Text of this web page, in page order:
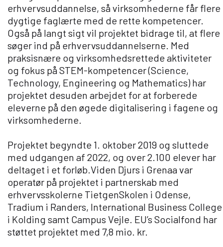
erhvervsuddannelse, så virksomhederne får flere
dygtige faglærte med de rette kompetencer.
Også på langt sigt vil projektet bidrage til, at flere
søger ind på erhvervsuddannelserne. Med
praksisnære og virksomhedsrettede aktiviteter
og fokus på STEM-kompetencer (Science,
Technology, Engineering og Mathematics) har
projektet desuden arbejdet for at forberede
eleverne på den øgede digitalisering i fagene og
virksomhederne.
Projektet begyndte 1. oktober 2019 og sluttede
med udgangen af 2022, og over 2.100 elever har
deltaget i et forløb.Viden Djurs i Grenaa var
operatør på projektet i partnerskab med
erhvervsskolerne TietgenSkolen i Odense,
Tradium i Randers, International Business College
i Kolding samt Campus Vejle. EU’s Socialfond har
støttet projektet med 7,8 mio. kr.